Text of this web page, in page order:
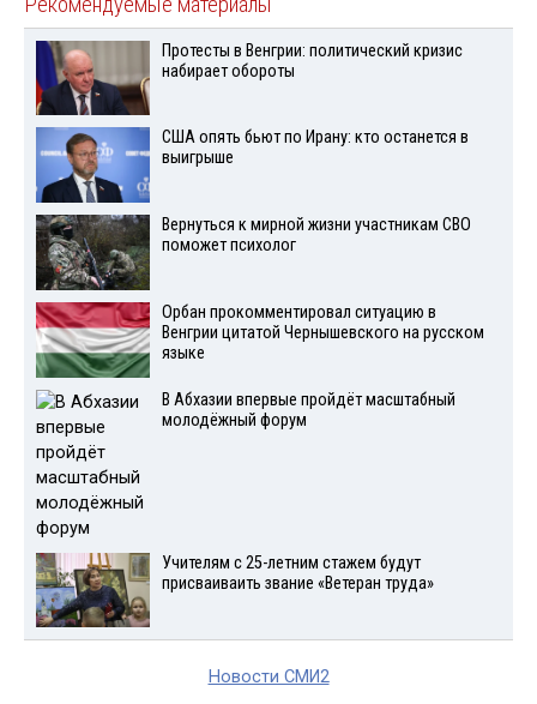
Протесты в Венгрии: политический кризис
набирает обороты
США опять бьют по Ирану: кто останется в
выигрыше
Вернуться к мирной жизни участникам СВО
поможет психолог
Орбан прокомментировал ситуацию в
Венгрии цитатой Чернышевского на русском
языке
В Абхазии впервые пройдёт масштабный
молодёжный форум
Учителям с 25-летним стажем будут
присваиваить звание «Ветеран труда»
Новости СМИ2